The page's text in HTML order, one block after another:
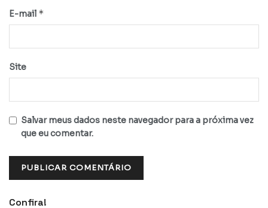
E-mail *
Site
Salvar meus dados neste navegador para a próxima vez
que eu comentar.
Confira!